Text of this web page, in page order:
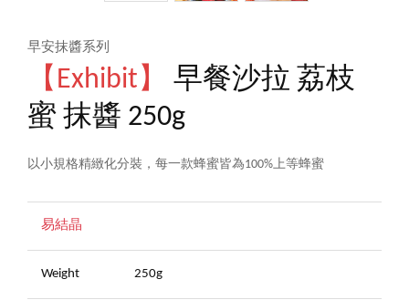
早安抹醬系列
【Exhibit】
早餐沙拉 荔枝
蜜 抹醬 250g
以小規格精緻化分裝，每一款蜂蜜皆為100%上等蜂蜜
易結晶
Weight 250g